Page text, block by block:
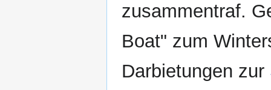
zusammentraf.
Boat" zum
Darbietungen zur